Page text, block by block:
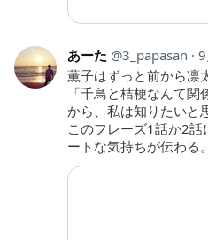
あーた 3_papasan
薫子はずっと前から凛
「千鳥と桔梗なんて
から、私は知りたいと
このフレーズ1話か2
ートな気持ちが伝わる